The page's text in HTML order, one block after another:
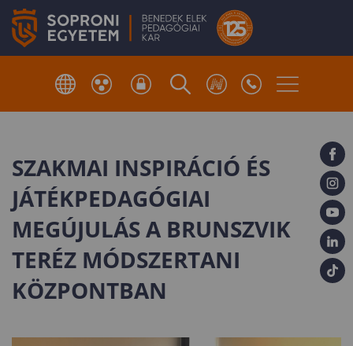
SZAKMAI INSPIRÁCIÓ ÉS
JÁTÉKPEDAGÓGIAI
MEGÚJULÁS A BRUNSZVIK
TERÉZ MÓDSZERTANI
KÖZPONTBAN